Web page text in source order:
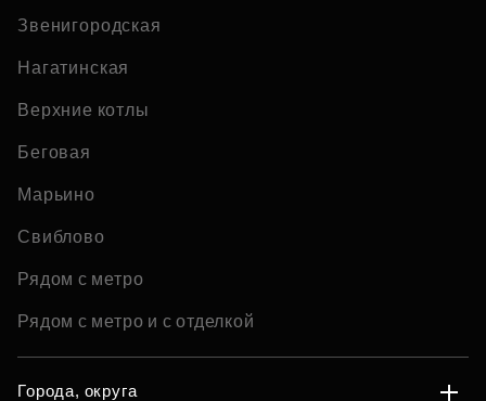
Звенигородская
Нагатинская
Верхние котлы
Беговая
Марьино
Свиблово
Рядом с метро
Рядом с метро и с отделкой
Города, округа